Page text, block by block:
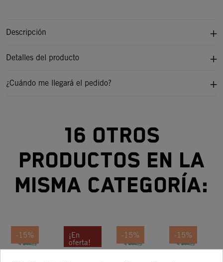
Descripción
Detalles del producto
¿Cuándo me llegará el pedido?
16 otros
productos en la
misma categoría:
-15%
¡En
oferta!
-15% -15%